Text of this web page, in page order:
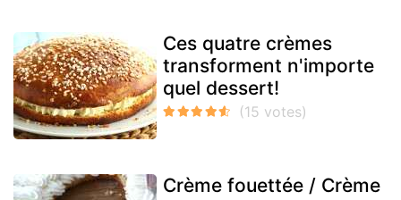
Ces quatre crèmes
transforment n'importe
quel dessert!
Crème fouettée / Crème